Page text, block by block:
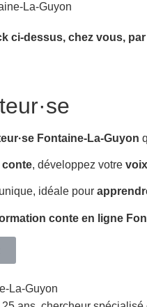
ci-dessus, chez vous, par
Fontaine-La-Guyon
, développez votre voix
unique, idéale pour
conte en ligne